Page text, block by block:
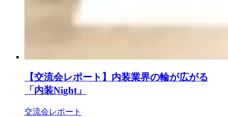
【交流会レポート】内装業界の輪が広がる
「内装Night」
交流会レポート